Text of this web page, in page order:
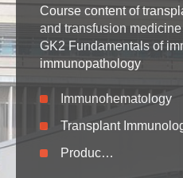
Course content of
and transfusion
GK2 Fundamentals of
immunopathology
Immunohematology
Transplant
Produc…